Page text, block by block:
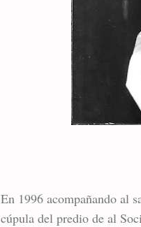
En 1996 acompañando al
cúpula del predio de al